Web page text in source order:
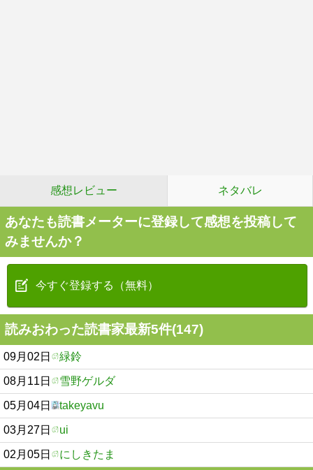
感想レビュー ネタバレ
あなたも読書メーターに登録して感想を投稿して
みませんか？
今すぐ登録する（無料）
読みおわった読書家最新5件(147)
09月02日 緑鈴
08月11日 雪野ゲルダ
05月04日 takeyavu
03月27日 ui
02月05日 にしきたま